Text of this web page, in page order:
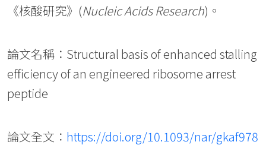
《核酸研究》(Nucleic Acids Research)。
論文名稱：Structural basis of enhanced stalling
efficiency of an engineered ribosome arrest
peptide
論文全文： https://doi.org/10.1093/nar/gkaf978